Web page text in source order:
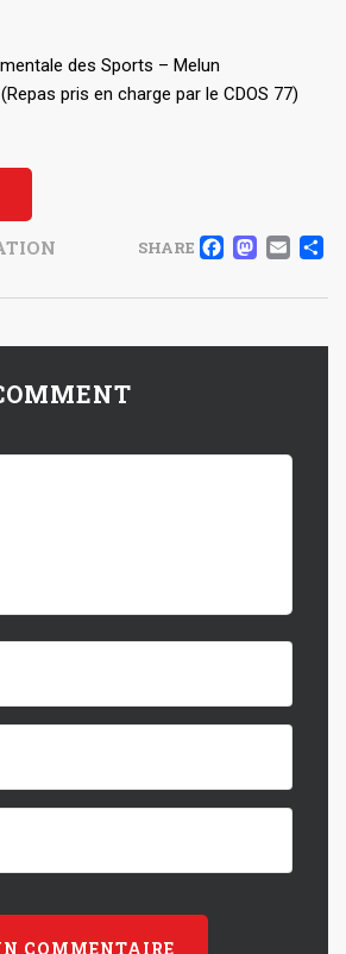
des Sports – Melun
pris en charge par le CDOS 77)
SHARE